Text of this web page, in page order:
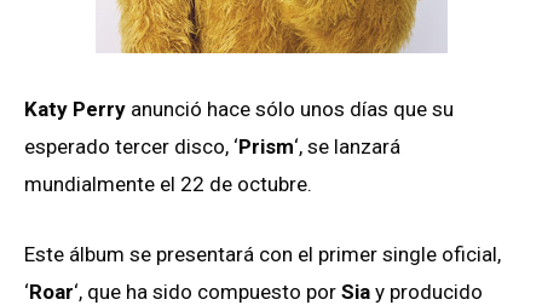
Katy Perry anunció hace sólo unos días que su
esperado tercer disco, ‘Prism‘, se lanzará
mundialmente el 22 de octubre.
Este álbum se presentará con el primer single oficial,
‘Roar‘, que ha sido compuesto por Sia y producido